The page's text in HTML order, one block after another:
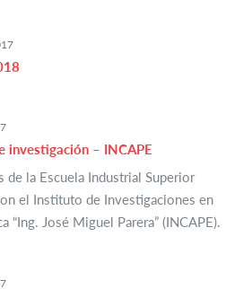
investigación – INCAPE
de la Escuela Industrial Superior
el Instituto de Investigaciones en
“Ing. José Miguel Parera” (INCAPE).